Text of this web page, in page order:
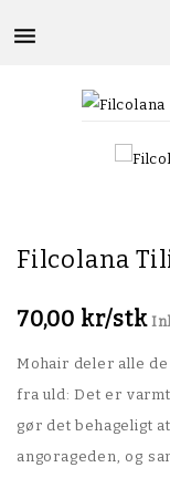

Filcolana
70,00 kr/stk
Mohair deler alle
fra uld: Det er
gør det behageligt
angorageden, og